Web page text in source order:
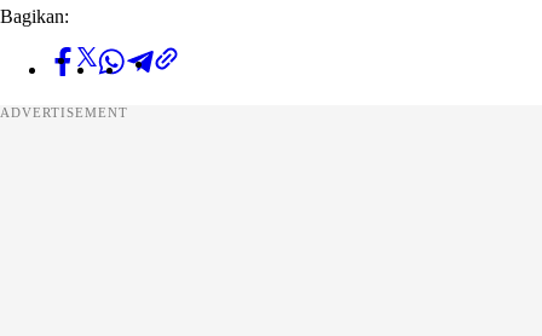
Bagikan:
ADVERTISEMENT